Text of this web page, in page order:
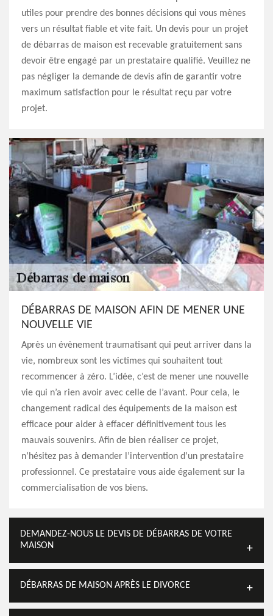
utiles pour prendre des bonnes décisions qui vous mènes
vers un résultat fiable et vite fait. Un devis pour un projet
de débarras de maison est recevable gratuitement sans
devoir être engagé par un prestataire qualifié. Veuillez ne
pas négliger la demande de devis afin de garantir votre
maximum satisfaction pour le résultat reçu par votre
projet.
DÉBARRAS DE MAISON AFIN DE MENER UNE
NOUVELLE VIE
Après un évènement traumatisant qui peut arriver dans la
vie, nombreux sont les victimes qui souhaitent tout
recommencer à zéro. L’idée, c’est de mener une nouvelle
vie qui n’a rien avoir avec celle de l’avant. Pour cela, le
changement radical des équipements de la maison est
efficace pour aider à effacer définitivement tous les
mauvais souvenirs. Afin de bien réaliser ce projet,
n’hésitez pas à demander l’intervention d’un prestataire
professionnel. Ce prestataire vous aide également sur la
commercialisation de vos biens.
DEMANDEZ-NOUS LE DEVIS DE DÉBARRAS DE VOTRE
MAISON
DÉBARRAS DE MAISON APRÈS LE DIVORCE